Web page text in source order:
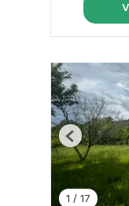
1 / 17
Previous